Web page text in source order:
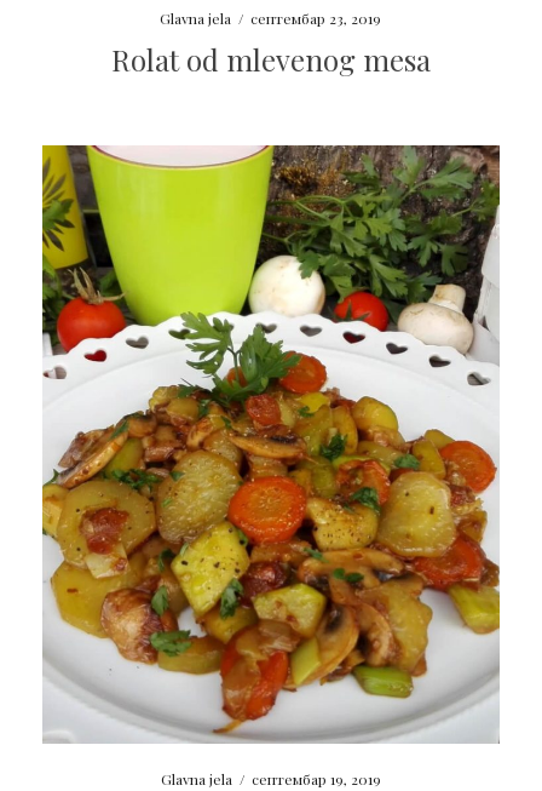
Glavna jela / септембар 23, 2019
Rolat od mlevenog mesa
Glavna jela / септембар 19, 2019